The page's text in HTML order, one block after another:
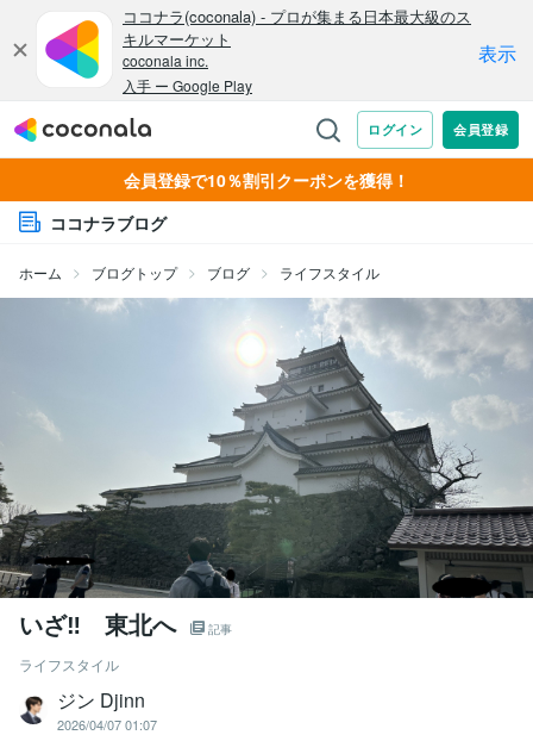
会員登録で10％割引クーポンを獲得！
ココナラブログ
ホーム ブログトップ ブログ ライフスタイル
いざ‼ 東北へ 記事
ライフスタイル
ジン Djinn
2026/04/07 01:07